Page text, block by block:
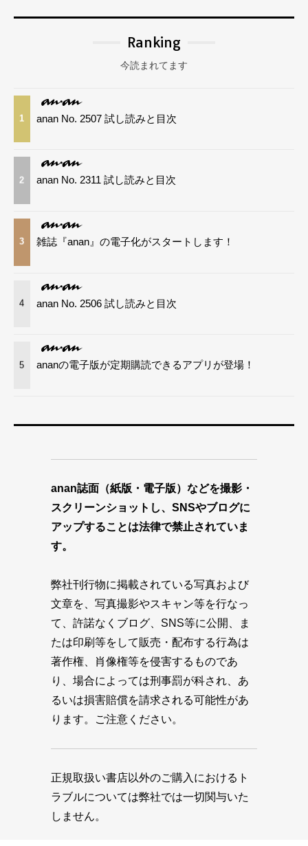
Ranking
今読まれてます
1 anan No. 2507 試し読みと目次
2 anan No. 2311 試し読みと目次
3 雑誌『anan』の電子化がスタートします！
4 anan No. 2506 試し読みと目次
5 ananの電子版が定期購読できるアプリが登場！
anan誌面（紙版・電子版）などを撮影・
スクリーンショットし、SNSやブログに
アップすることは法律で禁止されていま
す。
弊社刊行物に掲載されている写真および
文章を、写真撮影やスキャン等を行なっ
て、許諾なくブログ、SNS等に公開、ま
たは印刷等をして販売・配布する行為は
著作権、肖像権等を侵害するものであ
り、場合によっては刑事罰が科され、あ
るいは損害賠償を請求される可能性があ
ります。ご注意ください。
正規取扱い書店以外のご購入におけるト
ラブルについては弊社では一切関与いた
しません。